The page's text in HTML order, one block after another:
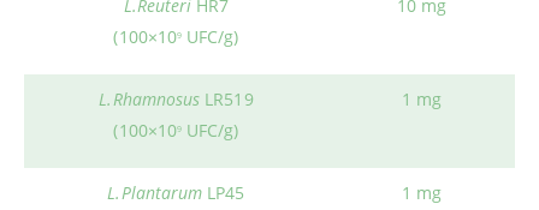
L.Reuteri HR7
(100×109 UFC/g)
10 mg
L.Rhamnosus LR519
(100×109 UFC/g)
1 mg
L.Plantarum LP45
1 mg